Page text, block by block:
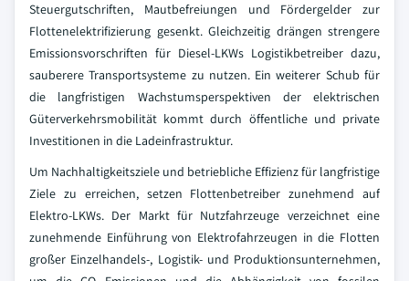
Steuergutschriften, Mautbefreiungen und Fördergelder zur
Flottenelektrifizierung gesenkt. Gleichzeitig drängen strengere
Emissionsvorschriften für Diesel-LKWs Logistikbetreiber dazu,
sauberere Transportsysteme zu nutzen. Ein weiterer Schub für
die langfristigen Wachstumsperspektiven der elektrischen
Güterverkehrsmobilität kommt durch öffentliche und private
Investitionen in die Ladeinfrastruktur.
Um Nachhaltigkeitsziele und betriebliche Effizienz für langfristige
Ziele zu erreichen, setzen Flottenbetreiber zunehmend auf
Elektro-LKWs. Der Markt für Nutzfahrzeuge verzeichnet eine
zunehmende Einführung von Elektrofahrzeugen in die Flotten
großer Einzelhandels-, Logistik- und Produktionsunternehmen,